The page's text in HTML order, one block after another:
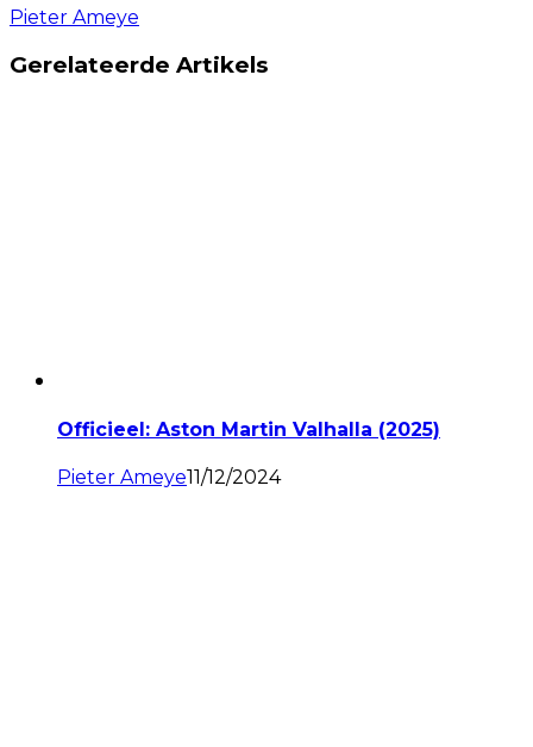
Pieter Ameye
Gerelateerde Artikels
Officieel: Aston Martin Valhalla (2025)
Pieter Ameye11/12/2024